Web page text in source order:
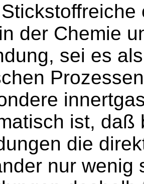
Stickstoffreiche
der Chemie
sei es
ist, daß
die
nur wenig